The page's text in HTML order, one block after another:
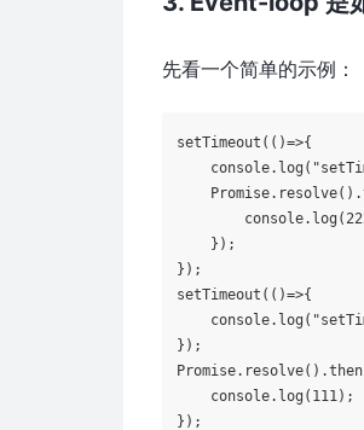
先看一个简单的示例：
setTimeout( ()=>{
console.log(
Promise
console.log(
    });
});
setTimeout( ()=>{
console.log(
Promise
console.log( 111);